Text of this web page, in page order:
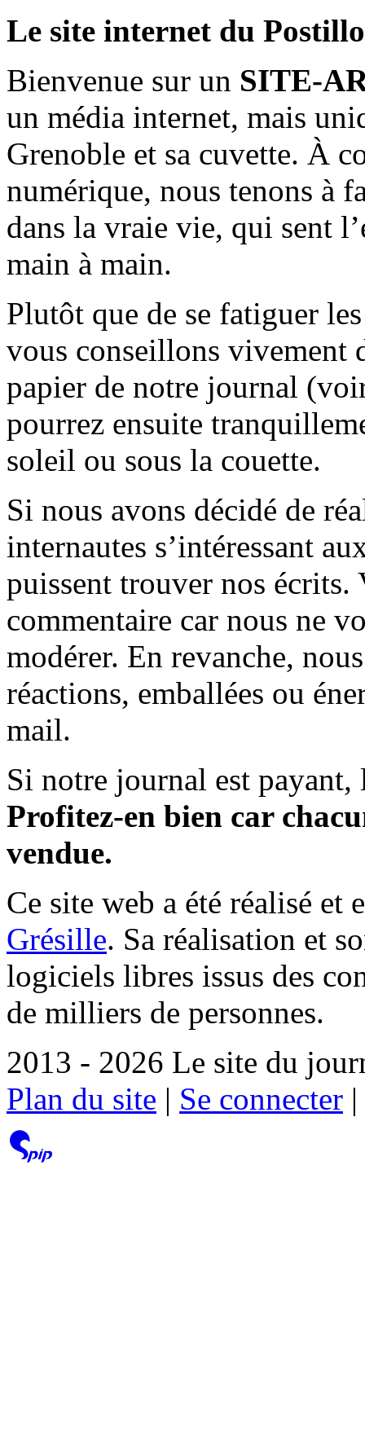
Le site internet du
Bienvenue sur un SITE-
un média internet, mais
Grenoble et sa cuvette. À
numérique, nous tenons à
dans la vraie vie, qui sent
main à main.
Plutôt que de se fatiguer
vous conseillons vivement
papier de notre journal
pourrez ensuite
soleil ou sous la couette.
Si nous avons décidé de
internautes s’intéressant
puissent trouver nos écrits.
commentaire car nous ne
modérer. En revanche,
réactions, emballées ou
mail.
Si notre journal est payant,
Profitez-en bien car
vendue.
Ce site web a été réalisé et
Grésille. Sa réalisation et
logiciels libres issus des
de milliers de personnes.
2013 - 2026 Le site du
Plan du site | Se connecter |